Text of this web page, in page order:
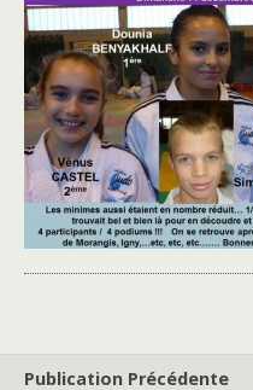
Publication Précédente